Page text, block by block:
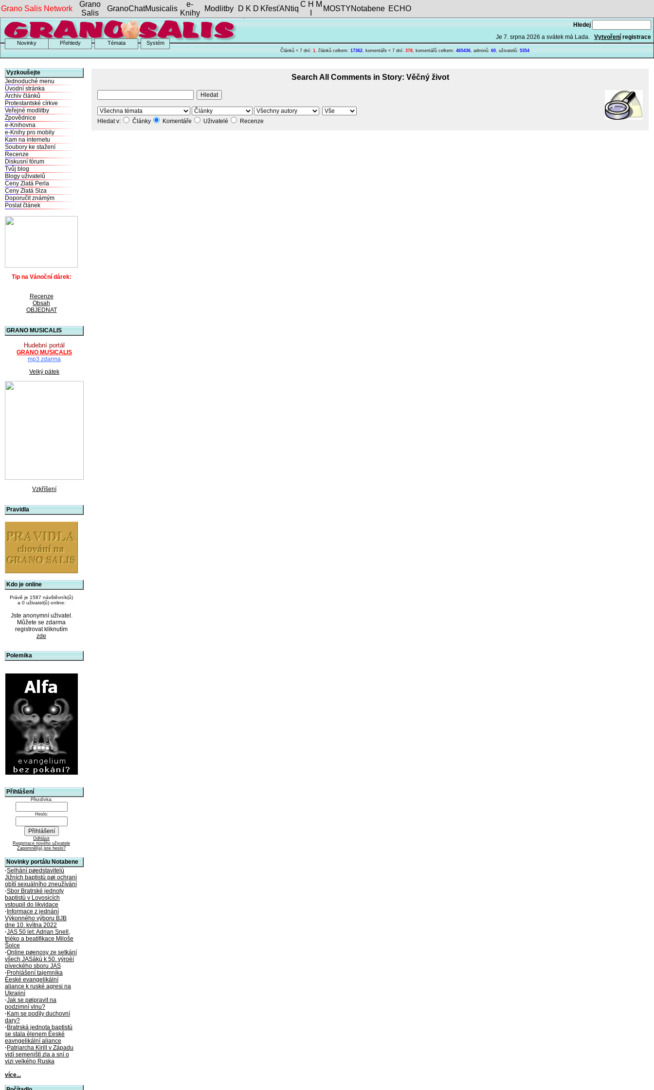
Novinky Přehledy Témata Systém
Grano Salis Network
Grano
Salis
GranoChatMusicalis
e-
Knihy
Modlitby D K D KřesťANtiq
C H M
MOSTYNotabene ECHO
Hledej
Je 7. srpna 2026 a svátek má Lada. Vytvoření registrace
Článků < 7 dní: 1, článků celkem: 17362, komentáře < 7 dní: 378, komentářů celkem: 465436, adminů: 60, uživatelů: 5354
Vyzkoušejte
Jednoduché menu
Úvodní stránka
Archiv článků
Protestantské církve
Veřejné modlitby
Zpovědnice
e-Knihovna
e-Knihy pro mobily
Kam na internetu
Soubory ke stažení
Recenze
Diskusní fórum
Tvůj blog
Blogy uživatelů
Ceny Zlatá Perla
Ceny Zlatá Slza
Doporučit známým
Poslat článek
Tip na Vánoční dárek:
Recenze
Obsah
OBJEDNAT
GRANO MUSICALIS
Hudební portál
GRANO MUSICALIS
mp3 zdarma
Velký pátek
Vzkříšení
Pravidla
Kdo je online
Právě je 1587 návštěvník(ů)
a 0 uživatel(ů) online:
Jste anonymní uživatel.
Můžete se zdarma
registrovat kliknutím
zde
Polemika
Přihlášení
Přezdívka:
Heslo:
Odhlásit
Registrace nového uživatele
Zapomněl(a) jste heslo?
Novinky portálu Notabene
·Selhání pøedstavitelù
Jižních baptistù pøi ochranì
obìtí sexuálního zneužívání
·Sbor Bratrské jednoty
baptistù v Lovosicích
vstoupil do likvidace
· Informace z jednání
Výkonného výboru BJB
dne 10. kvìtna 2022
·JAS 50 let: Adrian Snell,
trièko a beatifikace Miloše
Šolce
·Online pøenosy ze setkání
všech JASákù k 50. výroèí
pìveckého sboru JAS
· Prohlášení tajemníka
Èeské evangelikální
aliance k ruské agresi na
Ukrajinì
·Jak se pøipravit na
podzimní vlnu?
· Kam se podìly duchovní
dary?
· Bratrská jednota baptistù
se stala èlenem Èeské
eavngelikální aliance
· Patriarcha Kirill v Západu
vidí semeništì zla a sní o
vizi velkého Ruska
více...
Search All Comments in Story: Věčný život
Hledat v: Články Komentáře Uživatelé Recenze